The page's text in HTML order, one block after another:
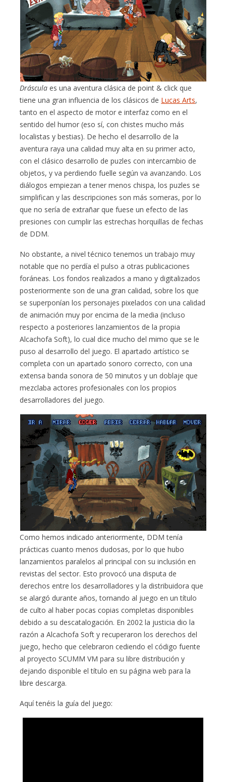
Dráscula es una aventura clásica de point & click que
tiene una gran influencia de los clásicos de Lucas Arts,
tanto en el aspecto de motor e interfaz como en el
sentido del humor (eso sí, con chistes mucho más
localistas y bestias). De hecho el desarrollo de la
aventura raya una calidad muy alta en su primer acto,
con el clásico desarrollo de puzles con intercambio de
objetos, y va perdiendo fuelle según va avanzando. Los
diálogos empiezan a tener menos chispa, los puzles se
simplifican y las descripciones son más someras, por lo
que no sería de extrañar que fuese un efecto de las
presiones con cumplir las estrechas horquillas de fechas
de DDM.
No obstante, a nivel técnico tenemos un trabajo muy
notable que no perdía el pulso a otras publicaciones
foráneas. Los fondos realizados a mano y digitalizados
posteriormente son de una gran calidad, sobre los que
se superponían los personajes pixelados con una calidad
de animación muy por encima de la media (incluso
respecto a posteriores lanzamientos de la propia
Alcachofa Soft), lo cual dice mucho del mimo que se le
puso al desarrollo del juego. El apartado artístico se
completa con un apartado sonoro correcto, con una
extensa banda sonora de 50 minutos y un doblaje que
mezclaba actores profesionales con los propios
desarrolladores del juego.
Como hemos indicado anteriormente, DDM tenía
prácticas cuanto menos dudosas, por lo que hubo
lanzamientos paralelos al principal con su inclusión en
revistas del sector. Esto provocó una disputa de
derechos entre los desarrolladores y la distribuidora que
se alargó durante años, tornando al juego en un título
de culto al haber pocas copias completas disponibles
debido a su descatalogación. En 2002 la justicia dio la
razón a Alcachofa Soft y recuperaron los derechos del
juego, hecho que celebraron cediendo el código fuente
al proyecto SCUMM VM para su libre distribución y
dejando disponible el título en su página web para la
libre descarga.
Aquí tenéis la guía del juego: